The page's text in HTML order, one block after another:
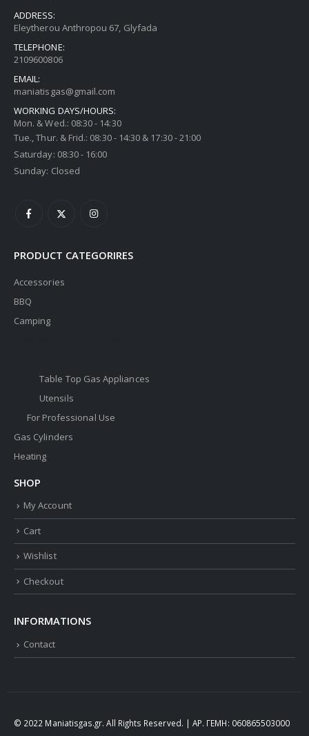
ADDRESS:
Eleytherou Anthropou 67, Glyfada
TELEPHONE:
2109600806
EMAIL:
maniatisgas@gmail.com
WORKING DAYS/HOURS:
Mon. & Wed.: 08:30 - 14:30
Tue., Thur. & Frid.: 08:30 - 14:30 & 17:30 - 21:00
Saturday: 08:30 - 16:00
Sunday: Closed
PRODUCT CATEGORIRES
Accessories
BBQ
Camping
Table Top Gas Appliances
Utensils
For Professional Use
Gas Cylinders
Heating
SHOP
My Account
Cart
Wishlist
Checkout
INFORMATIONS
Contact
© 2022 Maniatisgas.gr. All Rights Reserved. | ΑΡ. ΓΕΜΗ: 060865503000